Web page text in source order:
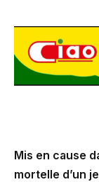
Mis en cause
mortelle d’un